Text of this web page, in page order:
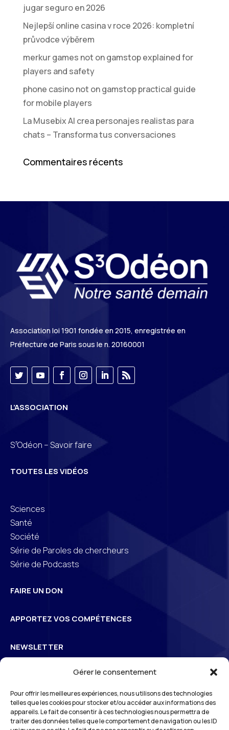
Gérer le consentement
Pour offrir les meilleures expériences, nous utilisons des technologies
telles que les cookies pour stocker et/ou accéder aux informations des
appareils. Le fait de consentir à ces technologies nous permettra de
traiter des données telles que le comportement de navigation ou les ID
jugar seguro en 2026
Nejlepší online casina v roce 2026: kompletní
průvodce výběrem
merkur games not on gamstop explained for
players and safety
phone casino not on gamstop practical guide
for mobile players
La Musebix AI crea personajes realistas para
chats – Transforma tus conversaciones
Commentaires récents
Association loi 1901 fondée en 2015, enregistrée en
Préfecture de Paris sous le n. 20160001
L’ASSOCIATION
S3Odéon – Savoir faire
TOUTES LES VIDÉOS
Sciences
Santé
Société
Série de Paroles de chercheurs
Série de Podcasts
FAIRE UN DON
APPORTEZ VOS COMPÉTENCES
NEWSLETTER
S3Odéon